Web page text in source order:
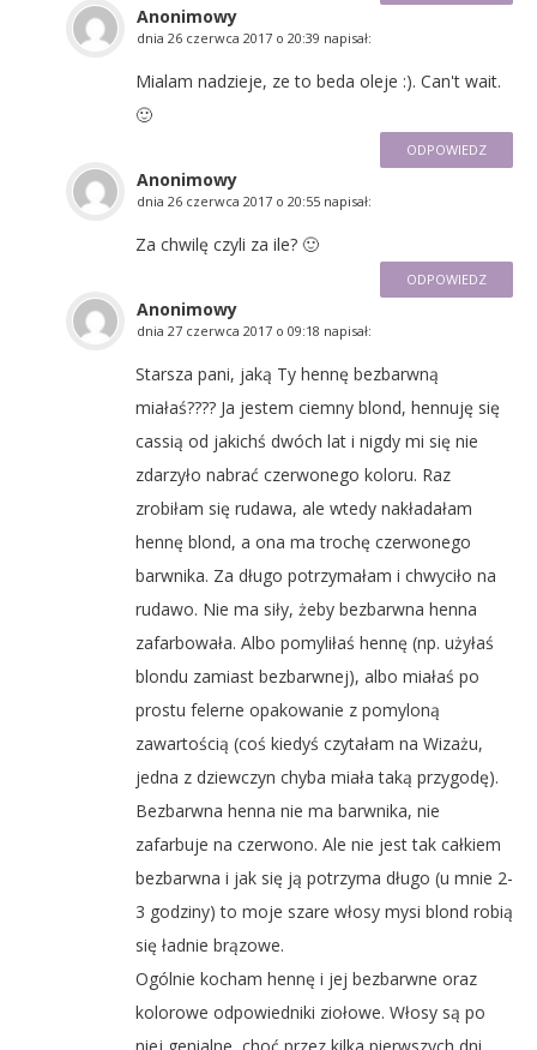
Anonimowy
dnia 26 czerwca 2017 o 20:39 napisał:
Mialam nadzieje, ze to beda oleje :). Can't wait.
🙂
ODPOWIEDZ
Anonimowy
dnia 26 czerwca 2017 o 20:55 napisał:
Za chwilę czyli za ile? 🙂
ODPOWIEDZ
Anonimowy
dnia 27 czerwca 2017 o 09:18 napisał:
Starsza pani, jaką Ty hennę bezbarwną
miałaś???? Ja jestem ciemny blond, hennuję się
cassią od jakichś dwóch lat i nigdy mi się nie
zdarzyło nabrać czerwonego koloru. Raz
zrobiłam się rudawa, ale wtedy nakładałam
hennę blond, a ona ma trochę czerwonego
barwnika. Za długo potrzymałam i chwyciło na
rudawo. Nie ma siły, żeby bezbarwna henna
zafarbowała. Albo pomyliłaś hennę (np. użyłaś
blondu zamiast bezbarwnej), albo miałaś po
prostu felerne opakowanie z pomyloną
zawartością (coś kiedyś czytałam na Wizażu,
jedna z dziewczyn chyba miała taką przygodę).
Bezbarwna henna nie ma barwnika, nie
zafarbuje na czerwono. Ale nie jest tak całkiem
bezbarwna i jak się ją potrzyma długo (u mnie 2-
3 godziny) to moje szare włosy mysi blond robią
się ładnie brązowe.
Ogólnie kocham hennę i jej bezbarwne oraz
kolorowe odpowiedniki ziołowe. Włosy są po
niej genialne, choć przez kilka pierwszych dni